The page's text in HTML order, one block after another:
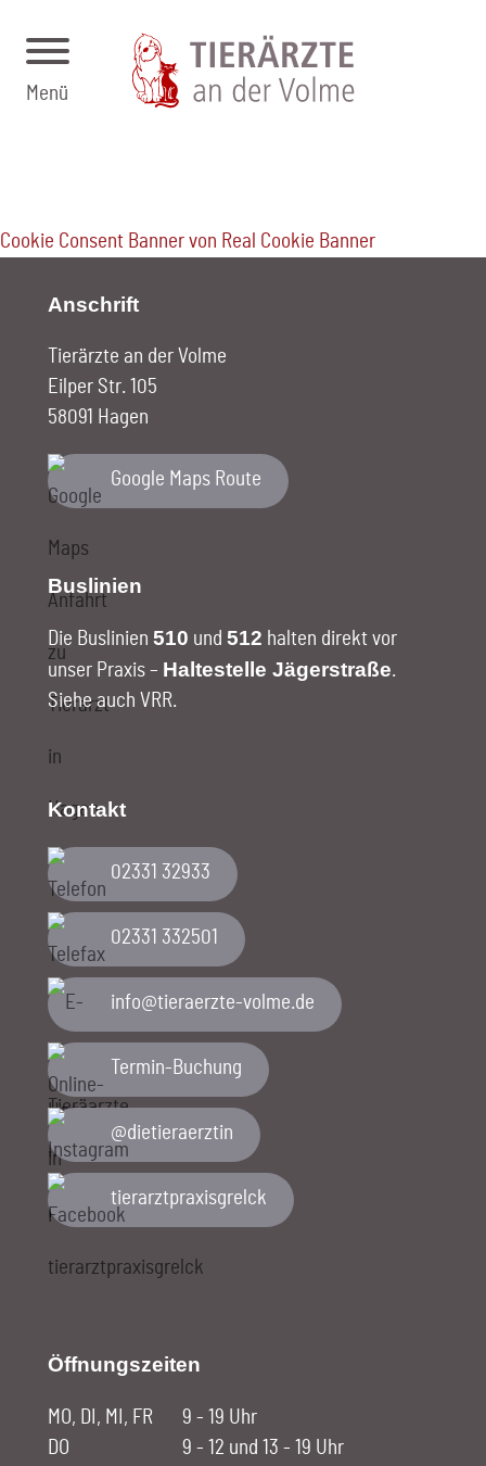
Menü
Cookie Consent Banner von Real Cookie Banner
Anschrift
Tierärzte an der Volme
Eilper Str. 105
58091 Hagen
Google Maps Route
Buslinien
Die Buslinien510 und512 halten direkt vor
unser Praxis – Haltestelle Jägerstraße.
Siehe auch VRR.
Kontakt
02331 32933
02331 332501
ed.emlov-etzreareit@ofni
Termin-Buchung
@dietieraerztin
tierarztpraxisgrelck
Öffnungszeiten
MO, DI, MI, FR
9 - 19 Uhr
DO
9 - 12 und 13 - 19 Uhr